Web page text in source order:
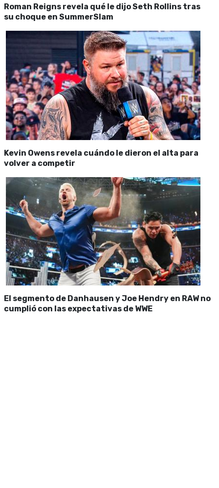
Roman Reigns revela qué le dijo Seth Rollins tras
su choque en SummerSlam
Kevin Owens revela cuándo le dieron el alta para
volver a competir
El segmento de Danhausen y Joe Hendry en RAW no
cumplió con las expectativas de WWE